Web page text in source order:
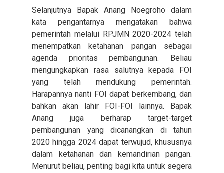
Selanjutnya Bapak Anang Noegroho dalam
kata pengantarnya mengatakan bahwa
pemerintah melalui RPJMN 2020-2024 telah
menempatkan ketahanan pangan sebagai
agenda prioritas pembangunan. Beliau
mengungkapkan rasa salutnya kepada FOI
yang telah mendukung pemerintah.
Harapannya nanti FOI dapat berkembang, dan
bahkan akan lahir FOI-FOI lainnya. Bapak
Anang juga berharap target-target
pembangunan yang dicanangkan di tahun
2020 hingga 2024 dapat terwujud, khususnya
dalam ketahanan dan kemandirian pangan.
Menurut beliau, penting bagi kita untuk segera